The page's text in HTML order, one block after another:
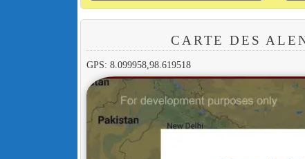
CARTE DES
GPS: 8.099958,98.619518